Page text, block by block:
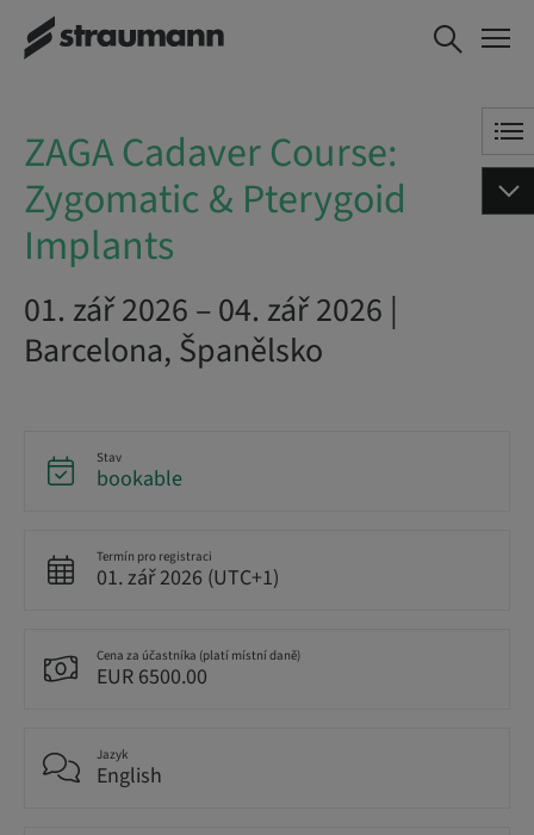
ZAGA Cadaver
Course: Zygomatic &
ZAREZERVOVAT NYNÍ
ZAGA Cadaver Course:
Zygomatic & Pterygoid
Implants
01. zář 2026 – 04. zář 2026 |
Barcelona, Španělsko
Stav
bookable
Termín pro registraci
01. zář 2026 (UTC+1)
Cena za účastníka (platí místní daně)
EUR 6500.00
Jazyk
English